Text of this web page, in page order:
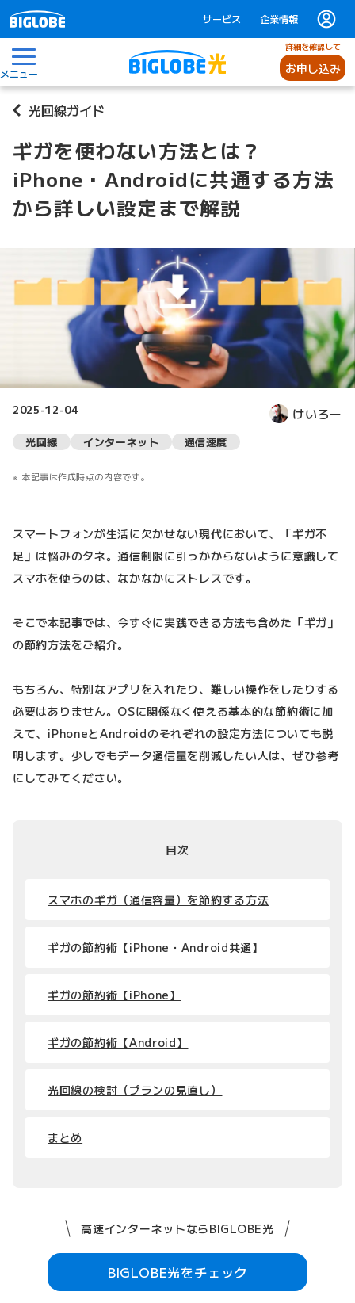
サービス 企業情報
メニュー
詳細を確認して
お申し込み
光回線ガイド
ギガを使わない方法とは？
iPhone・Androidに共通する方法
から詳しい設定まで解説
2025-12-04 けいろー
光回線 インターネット 通信速度
本記事は作成時点の内容です。
スマートフォンが生活に欠かせない現代において、「ギガ不
足」は悩みのタネ。通信制限に引っかからないように意識して
スマホを使うのは、なかなかにストレスです。
そこで本記事では、今すぐに実践できる方法も含めた「ギガ」
の節約方法をご紹介。
もちろん、特別なアプリを入れたり、難しい操作をしたりする
必要はありません。OSに関係なく使える基本的な節約術に加
えて、iPhoneとAndroidのそれぞれの設定方法についても説
明します。少しでもデータ通信量を削減したい人は、ぜひ参考
にしてみてください。
目次
スマホのギガ（通信容量）を節約する方法
ギガの節約術【iPhone・Android共通】
ギガの節約術【iPhone】
ギガの節約術【Android】
光回線の検討（プランの見直し）
まとめ
高速インターネットならBIGLOBE光
BIGLOBE光をチェック